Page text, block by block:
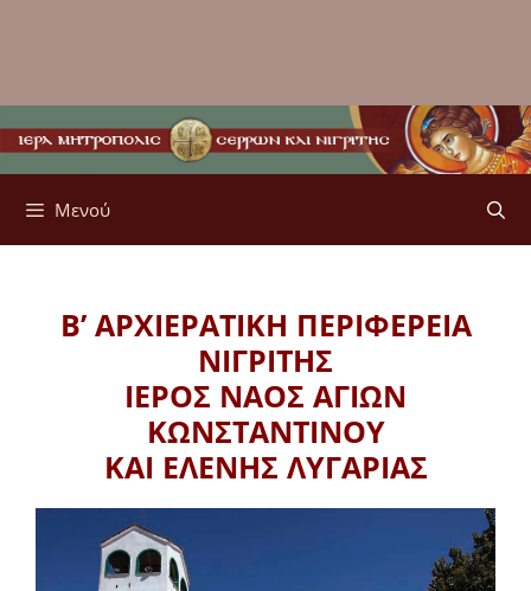
Μενού
Β’ ΑΡΧΙΕΡΑΤΙΚΗ ΠΕΡΙΦΕΡΕΙΑ
ΝΙΓΡΙΤΗΣ
ΙΕΡΟΣ ΝΑΟΣ ΑΓΙΩΝ
ΚΩΝΣΤΑΝΤΙΝΟΥ
ΚΑΙ ΕΛΕΝΗΣ ΛΥΓΑΡΙΑΣ